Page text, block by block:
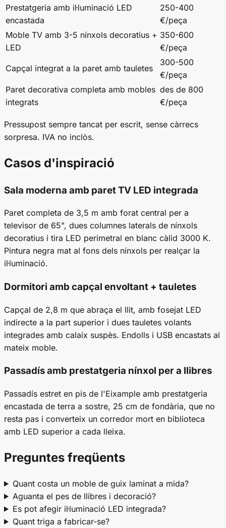
Prestatgeria amb il·luminació LED
encastada
250-400
€/peça
Moble TV amb 3-5 nínxols decoratius +
LED
350-600
€/peça
Capçal integrat a la paret amb tauletes
300-500
€/peça
Paret decorativa completa amb mobles
integrats
des de 800
€/peça
Pressupost sempre tancat per escrit, sense càrrecs
sorpresa. IVA no inclòs.
Casos d'inspiració
Sala moderna amb paret TV LED integrada
Paret completa de 3,5 m amb forat central per a
televisor de 65", dues columnes laterals de nínxols
decoratius i tira LED perimetral en blanc càlid 3000 K.
Pintura negra mat al fons dels nínxols per realçar la
il·luminació.
Dormitori amb capçal envoltant + tauletes
Capçal de 2,8 m que abraça el llit, amb fosejat LED
indirecte a la part superior i dues tauletes volants
integrades amb calaix suspès. Endolls i USB encastats al
mateix moble.
Passadís amb prestatgeria nínxol per a llibres
Passadís estret en pis de l'Eixample amb prestatgeria
encastada de terra a sostre, 25 cm de fondària, que no
resta pas i converteix un corredor mort en biblioteca
amb LED superior a cada lleixa.
Preguntes freqüents
Quant costa un moble de guix laminat a mida?
Aguanta el pes de llibres i decoració?
Es pot afegir il·luminació LED integrada?
Quant triga a fabricar-se?